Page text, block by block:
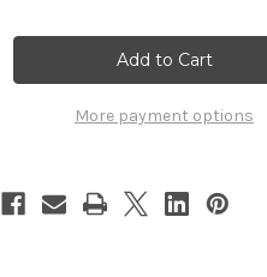
言
乳
言
乳
臀
More payment options